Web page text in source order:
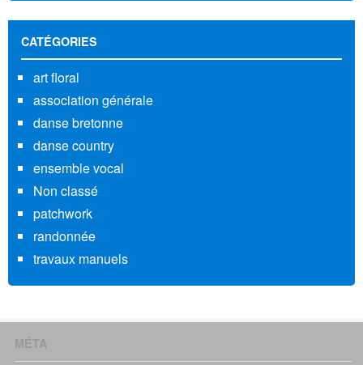
CATÉGORIES
art floral
association générale
danse bretonne
danse country
ensemble vocal
Non classé
patchwork
randonnée
travaux manuels
MÉTA